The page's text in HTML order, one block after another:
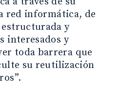
red informática, de
y
interesados y
toda barrera que
su reutilización